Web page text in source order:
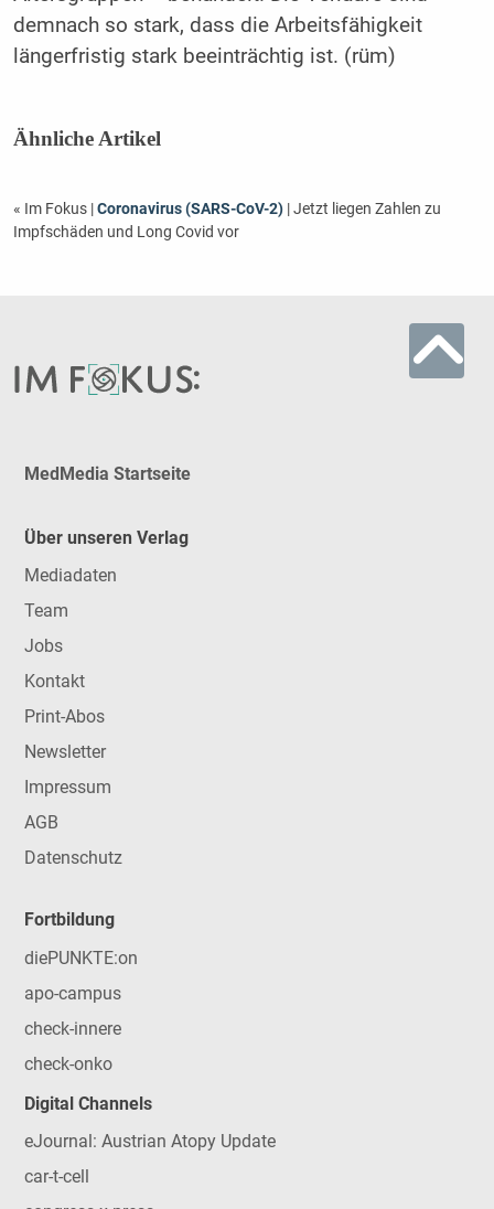
demnach so stark, dass die Arbeitsfähigkeit
längerfristig stark beeinträchtig ist. (rüm)
Ähnliche Artikel
« Im Fokus |Coronavirus (SARS-CoV-2)| Jetzt liegen Zahlen zu
Impfschäden und Long Covid vor
MedMedia Startseite
Über unseren Verlag
Mediadaten
Team
Jobs
Kontakt
Print-Abos
Newsletter
Impressum
AGB
Datenschutz
Fortbildung
diePUNKTE:on
apo-campus
check-innere
check-onko
Digital Channels
eJournal: Austrian Atopy Update
car-t-cell